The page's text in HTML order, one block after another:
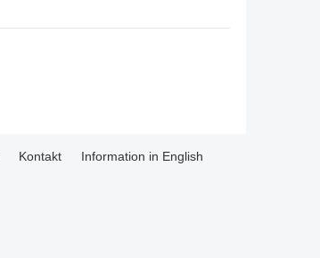
Kontakt Information in English